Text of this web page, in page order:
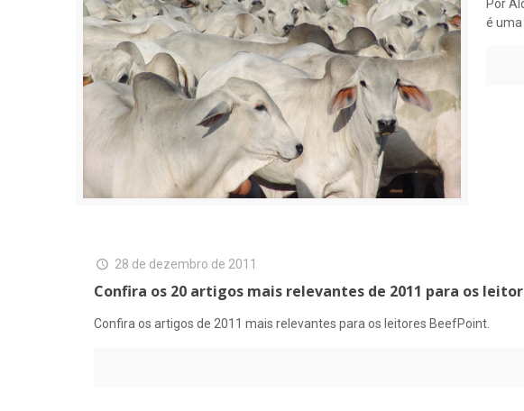
Por
é uma
28 de dezembro de 2011
Confira os 20 artigos mais relevantes de 2011 para os
Confira os artigos de 2011 mais relevantes para os leitores BeefPoint.